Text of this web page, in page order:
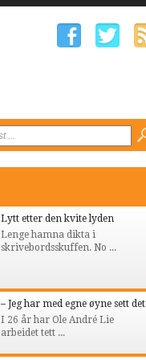
Lytt etter den kvite lyden
Lenge hamna dikta i
skrivebordsskuffen. No ...
– Jeg har med egne øyne sett det
I 26 år har Ole André Lie
arbeidet tett ...